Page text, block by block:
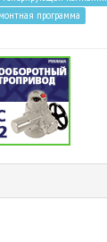
программа